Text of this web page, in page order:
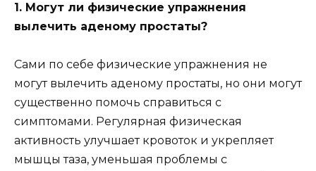
1. Могут ли физические упражнения
вылечить аденому простаты?
Сами по себе физические упражнения не
могут вылечить аденому простаты, но они могут
существенно помочь справиться с
симптомами. Регулярная физическая
активность улучшает кровоток и укрепляет
мышцы таза, уменьшая проблемы с